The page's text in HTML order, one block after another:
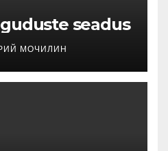
seadus
МОЧИЛИН